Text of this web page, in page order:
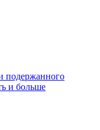
подержанного
и больше